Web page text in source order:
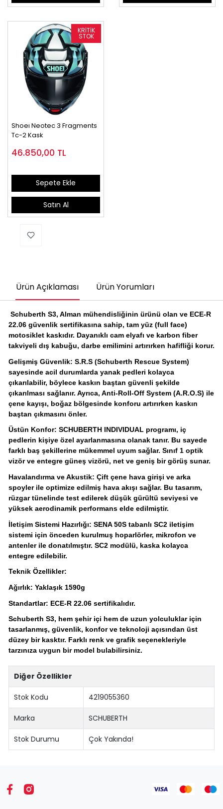
Shoeı Neotec 3 Fragments
Tc-2 Kask
46.850,00 TL
Sepete Ekle
Satın Al
Ürün Açıklaması Ürün Yorumları
Schuberth S3, Alman mühendisliğinin ürünü olan ve ECE-R
22.06 güvenlik sertifikasına sahip, tam yüz (full face)
motosiklet kaskıdır. Dayanıklı cam elyafı ve karbon fiber
takviyeli dış kabuğu, darbe emilimini artırırken hafifliği korur.
Gelişmiş Güvenlik: S.R.S (Schuberth Rescue System)
sayesinde acil durumlarda yanak pedleri kolayca
çıkarılabilir, böylece kaskın baştan güvenli şekilde
çıkarılması sağlanır. Ayrıca, Anti-Roll-Off System (A.R.O.S) ile
çene kayışı, boğaz bölgesinde konforu artırırken kaskın
baştan çıkmasını önler.
Üstün Konfor: SCHUBERTH INDIVIDUAL programı, iç
pedlerin kişiye özel ayarlanmasına olanak tanır. Bu sayede
farklı baş şekillerine mükemmel uyum sağlar. Sınıf 1 optik
vizör ve entegre güneş vizörü, net ve geniş bir görüş sunar.
Havalandırma ve Akustik: Çift çene hava girişi ve arka
spoyler ile optimize edilmiş hava akışı sağlar. Bu tasarım,
rüzgar tünelinde test edilerek düşük gürültü seviyesi ve
yüksek aerodinamik performans elde edilmiştir.
İletişim Sistemi Hazırlığı: SENA 50S tabanlı SC2 iletişim
sistemi için önceden kurulmuş hoparlörler, mikrofon ve
antenler ile donatılmıştır. SC2 modülü, kaska kolayca
entegre edilebilir.
Teknik Özellikler:
Ağırlık: Yaklaşık 1590g
Standartlar: ECE-R 22.06 sertifikalıdır.
Schuberth S3, hem şehir içi hem de uzun yolculuklar için
tasarlanmış, güvenlik, konfor ve teknoloji açısından üst
düzey bir kasktır. Farklı renk ve grafik seçenekleriyle
tarzınıza uygun bir model bulabilirsiniz.
Diğer Özellikler
Stok Kodu 4219055360
Marka SCHUBERTH
Stok Durumu Çok Yakında!